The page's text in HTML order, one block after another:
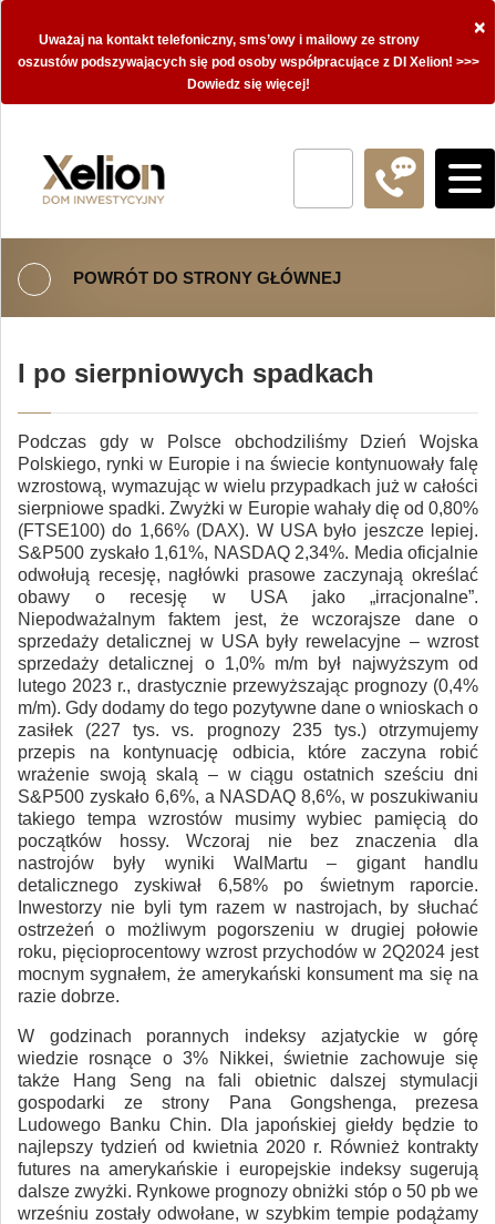
×
Uważaj na kontakt telefoniczny, sms’owy i mailowy ze strony
oszustów podszywających się pod osoby współpracujące z DI Xelion! >>>
Dowiedz się więcej!
POWRÓT DO STRONY GŁÓWNEJ
I po sierpniowych spadkach
Podczas gdy w Polsce obchodziliśmy Dzień Wojska
Polskiego, rynki w Europie i na świecie kontynuowały falę
wzrostową, wymazując w wielu przypadkach już w całości
sierpniowe spadki. Zwyżki w Europie wahały dię od 0,80%
(FTSE100) do 1,66% (DAX). W USA było jeszcze lepiej.
S&P500 zyskało 1,61%, NASDAQ 2,34%. Media oficjalnie
odwołują recesję, nagłówki prasowe zaczynają określać
obawy o recesję w USA jako „irracjonalne”.
Niepodważalnym faktem jest, że wczorajsze dane o
sprzedaży detalicznej w USA były rewelacyjne – wzrost
sprzedaży detalicznej o 1,0% m/m był najwyższym od
lutego 2023 r., drastycznie przewyższając prognozy (0,4%
m/m). Gdy dodamy do tego pozytywne dane o wnioskach o
zasiłek (227 tys. vs. prognozy 235 tys.) otrzymujemy
przepis na kontynuację odbicia, które zaczyna robić
wrażenie swoją skalą – w ciągu ostatnich sześciu dni
S&P500 zyskało 6,6%, a NASDAQ 8,6%, w poszukiwaniu
takiego tempa wzrostów musimy wybiec pamięcią do
początków hossy. Wczoraj nie bez znaczenia dla
nastrojów były wyniki WalMartu – gigant handlu
detalicznego zyskiwał 6,58% po świetnym raporcie.
Inwestorzy nie byli tym razem w nastrojach, by słuchać
ostrzeżeń o możliwym pogorszeniu w drugiej połowie
roku, pięcioprocentowy wzrost przychodów w 2Q2024 jest
mocnym sygnałem, że amerykański konsument ma się na
razie dobrze.
W godzinach porannych indeksy azjatyckie w górę
wiedzie rosnące o 3% Nikkei, świetnie zachowuje się
także Hang Seng na fali obietnic dalszej stymulacji
gospodarki ze strony Pana Gongshenga, prezesa
Ludowego Banku Chin. Dla japońskiej giełdy będzie to
najlepszy tydzień od kwietnia 2020 r. Również kontrakty
futures na amerykańskie i europejskie indeksy sugerują
dalsze zwyżki. Rynkowe prognozy obniżki stóp o 50 pb we
wrześniu zostały odwołane, w szybkim tempie podążamy